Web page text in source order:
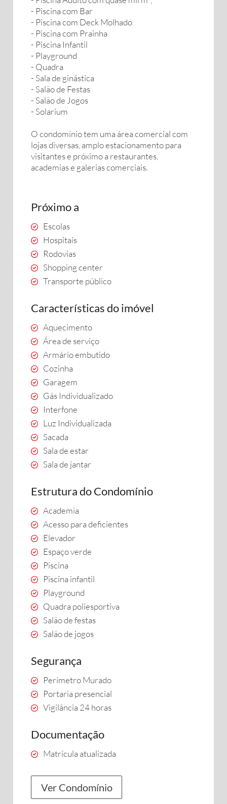
- Piscina com Bar
- Piscina com Deck Molhado
- Piscina com Prainha
- Piscina Infantil
- Playground
- Quadra
- Sala de ginástica
- Salão de Festas
- Salão de Jogos
- Solarium
O condomínio tem uma área comercial com
lojas diversas, amplo estacionamento para
visitantes e próximo a restaurantes,
academias e galerias comerciais.
Próximo a
Escolas
Hospitais
Rodovias
Shopping center
Transporte público
Características do imóvel
Aquecimento
Área de serviço
Armário embutido
Cozinha
Garagem
Gás Individualizado
Interfone
Luz Individualizada
Sacada
Sala de estar
Sala de jantar
Estrutura do Condomínio
Academia
Acesso para deficientes
Elevador
Espaço verde
Piscina
Piscina infantil
Playground
Quadra poliesportiva
Salão de festas
Salão de jogos
Segurança
Perímetro Murado
Portaria presencial
Vigilância 24 horas
Documentação
Matrícula atualizada
Ver Condomínio